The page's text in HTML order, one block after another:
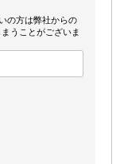
の方は弊社からの
うことがございま